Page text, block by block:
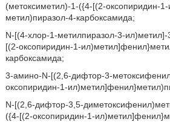
(метоксиметил)-1-({4-[(2-оксопиридин-
метил)пиразол-4-карбоксамида;
N-[(4-хлор-1-метилпиразол-3-
[(2-оксопиридин-1-
карбоксамида;
3-амино-N-[(2,6-дифтор-3-
оксопиридин-1-
N-[(2,6-дифтор-3,5-
({4-[(2-оксопиридин-1-